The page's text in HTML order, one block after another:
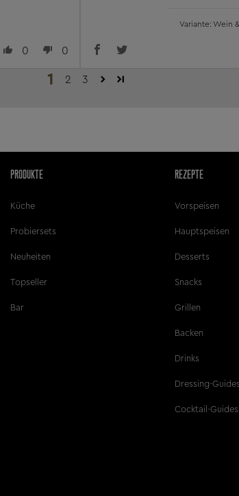
0 0
Wein
1 2 3
PRODUKTE
Küche
Probiersets
Neuheiten
Topseller
Bar
REZEPTE
Vorspeisen
Hauptspeisen
Desserts
Snacks
Grillen
Backen
Drinks
Dressing-Guides
Cocktail-Guides